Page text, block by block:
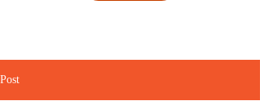
Post